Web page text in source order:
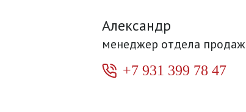
Александр
менеджер отдела продаж
+7 931 399 78 47